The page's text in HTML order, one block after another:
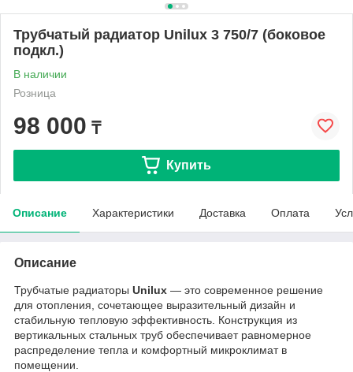
Трубчатый радиатор Unilux 3 750/7 (боковое
подкл.)
В наличии
Розница
98 000 ₸
Купить
Описание Характеристики Доставка Оплата
Описание
Трубчатые радиаторы Unilux — это современное решение
для отопления, сочетающее выразительный дизайн и
стабильную тепловую эффективность. Конструкция из
вертикальных стальных труб обеспечивает равномерное
распределение тепла и комфортный микроклимат в
помещении.